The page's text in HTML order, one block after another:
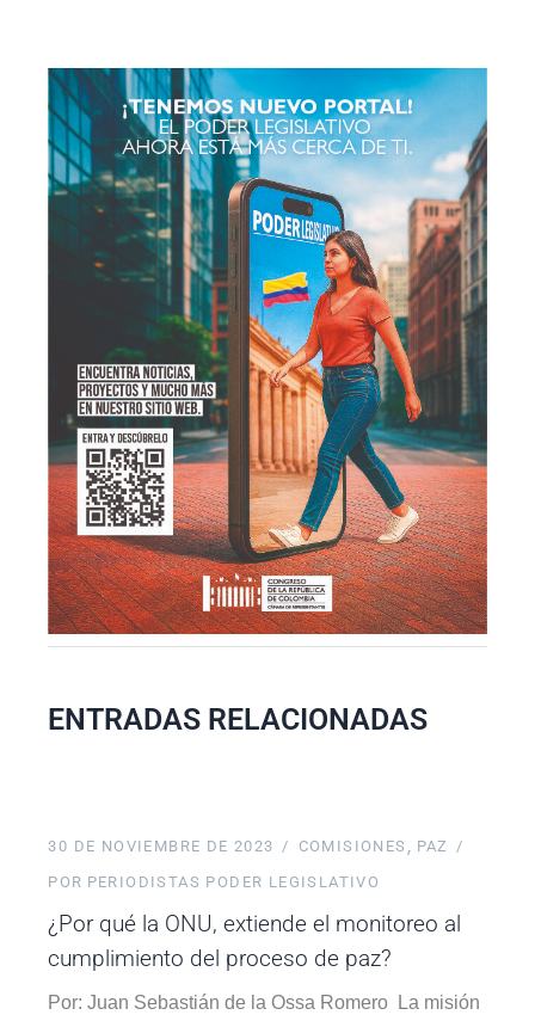
ENTRADAS RELACIONADAS
30 DE NOVIEMBRE DE 2023 COMISIONES
PAZ
POR PERIODISTAS PODER LEGISLATIVO
¿Por qué la ONU, extiende el monitoreo al
cumplimiento del proceso de paz?
Por: Juan Sebastián de la Ossa Romero La misión